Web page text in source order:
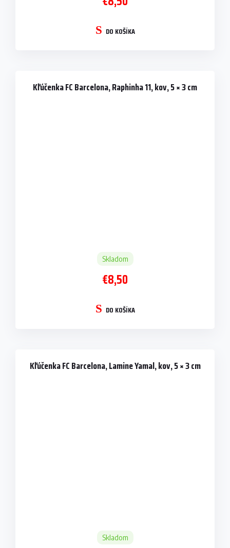
DO KOŠÍKA
Kľúčenka FC Barcelona, Raphinha 11, kov, 5 × 3 cm
Skladom
€8,50
DO KOŠÍKA
Kľúčenka FC Barcelona, Lamine Yamal, kov, 5 × 3 cm
Skladom